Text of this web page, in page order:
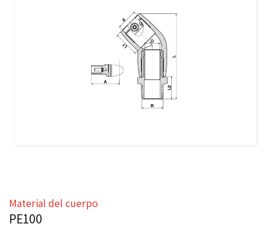
Material del cuerpo
PE100